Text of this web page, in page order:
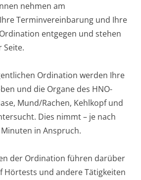
nehmen am
Terminvereinbarung und Ihre
entgegen und stehen
Seite.
Ordination werden Ihre
und die Organe des HNO-
Mund/Rachen, Kehlkopf und
Dies nimmt – je nach
in Anspruch.
der Ordination führen darüber
Hörtests und andere Tätigkeiten